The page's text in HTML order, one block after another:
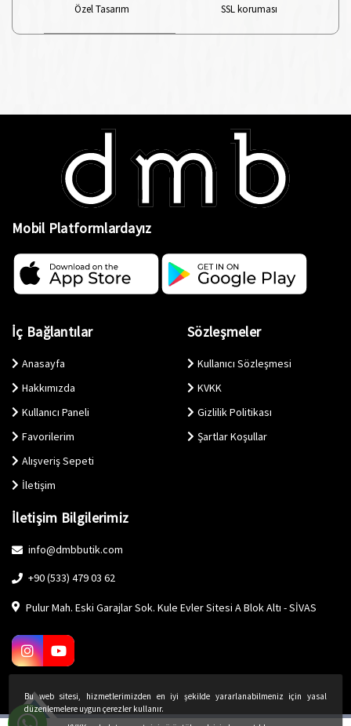
Özel Tasarım SSL koruması
Mobil Platformlardayız
İç Bağlantılar
Anasayfa
Hakkımızda
Kullanıcı Paneli
Favorilerim
Alışveriş Sepeti
İletişim
Sözleşmeler
Kullanıcı Sözleşmesi
KVKK
Gizlilik Politikası
Şartlar Koşullar
İletişim Bilgilerimiz
info@dmbbutik.com
+90 (533) 479 03 62
Pulur Mah. Eski Garajlar Sok. Kule Evler Sitesi A Blok Altı - SİVAS
Bu web sitesi, hizmetlerimizden en iyi şekilde yararlanabilmeniz için yasal
düzenlemelere uygun çerezler kullanır.